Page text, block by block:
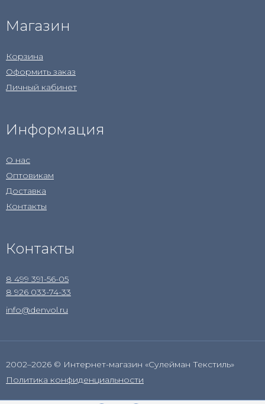
Магазин
Корзина
Оформить заказ
Личный кабинет
Информация
О нас
Оптовикам
Доставка
Контакты
Контакты
8 499 391-56-05
8 926 033-74-33
info@denvol.ru
2002–2026 © Интернет-магазин «Сулейман Текстиль»
Политика конфиденциальности